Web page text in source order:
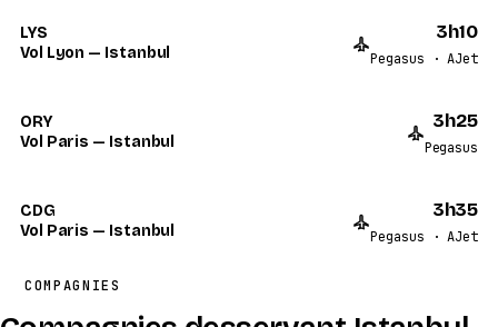
LYS
Vol Lyon — Istanbul
3h10
Pegasus · AJet
ORY
Vol Paris — Istanbul
3h25
Pegasus
CDG
Vol Paris — Istanbul
3h35
Pegasus · AJet
COMPAGNIES